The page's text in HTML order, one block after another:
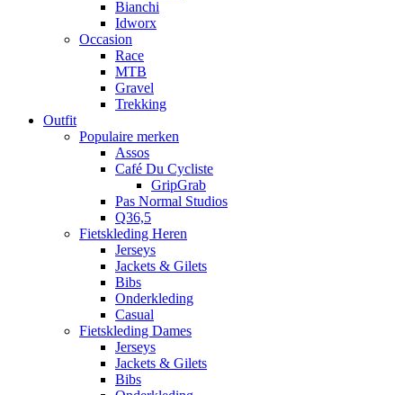
Bianchi
Idworx
Occasion
Race
MTB
Gravel
Trekking
Outfit
Populaire merken
Assos
Café Du Cycliste
GripGrab
Pas Normal Studios
Q36,5
Fietskleding Heren
Jerseys
Jackets & Gilets
Bibs
Onderkleding
Casual
Fietskleding Dames
Jerseys
Jackets & Gilets
Bibs